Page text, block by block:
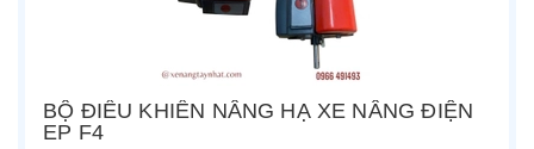
BỘ ĐIỀU KHIỂN NÂNG HẠ XE NÂNG ĐIỆN
EP F4